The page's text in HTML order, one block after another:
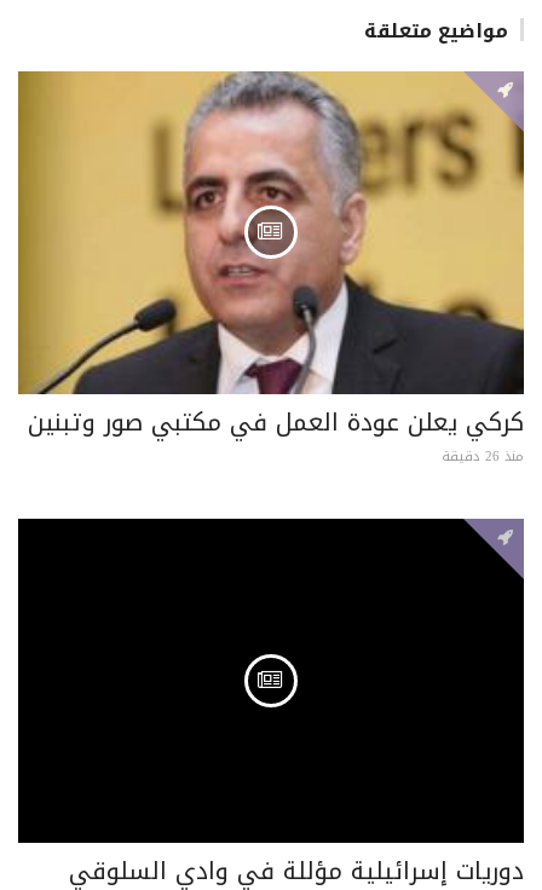
مواضيع متعلقة
كركي يعلن عودة العمل في مكتبي صور وتبنين
منذ 26 دقيقة
دوريات إسرائيلية مؤللة في وادي السلوقي